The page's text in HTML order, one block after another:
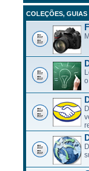
COLEÇÕES, GUIAS